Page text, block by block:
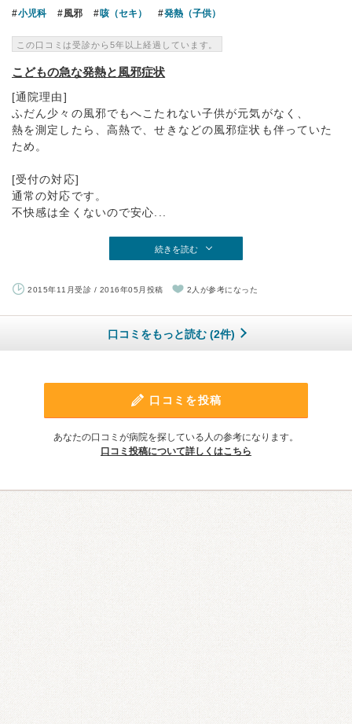
小児科 風邪 咳（セキ） 発熱（子供）
この口コミは受診から5年以上経過しています。
こどもの急な発熱と風邪症状
[通院理由]
ふだん少々の風邪でもへこたれない子供が元気がなく、
熱を測定したら、高熱で、せきなどの風邪症状も伴っていた
ため。
[受付の対応]
通常の対応です。
不快感は全くないので安心...
続きを読む
2015年11月受診 / 2016年05月投稿 2人が参考になった
口コミをもっと読む (2件)
口コミを投稿
あなたの口コミが病院を探している人の参考になります。
口コミ投稿について詳しくはこちら